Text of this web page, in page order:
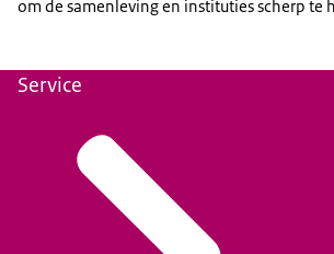
om de samenleving en instituties scherp te
Service